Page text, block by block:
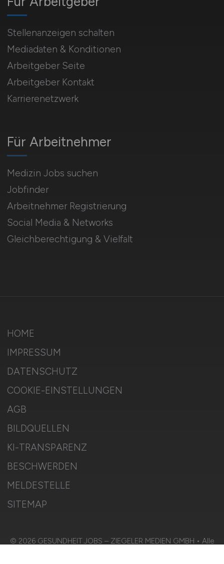
Für Arbeitnehmer
Medizin Jobs suchen
Jobfinder
Arbeitnehmer Registrierung
Social Media & Networks
Gleichberechtigung & Vielfalt
Stellenanzeigen schalten
Mediadaten & Konditionen
Arbeitgeber Seite
Arbeitgeber Kontakt
Karrierenetzwerk
HOME
IMPRESSUM
DATENSCHUTZ
COOKIE-EINSTELLUNGEN
AGB
BILDQUELLEN
KI-TRANSPARENZ
BESCHWERDEN
MELDESTELLE
SITEMAP
© 2026 GESUNDHEIT.JOBS – ZIEGELER MEDIEN GMBH • Alle